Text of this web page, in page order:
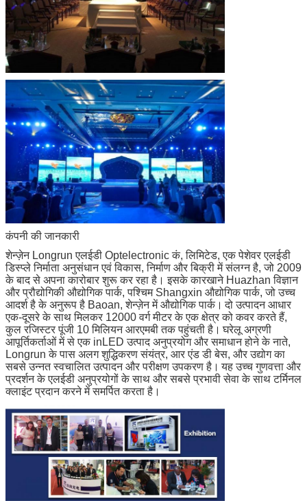
कंपनी की जानकारी
शेन्ज़ेन Longrun एलईडी Optelectronic कं, लिमिटेड, एक पेशेवर एलईडी
डिस्प्ले निर्माता अनुसंधान एवं विकास, निर्माण और बिक्री में संलग्न है, जो 2009
के बाद से अपना कारोबार शुरू कर रहा है। इसके कारखाने Huazhan विज्ञान
और प्रौद्योगिकी औद्योगिक पार्क, पश्चिम Shangxin औद्योगिक पार्क, जो उच्च
आदर्श है के अनुरूप है Baoan, शेन्ज़ेन में औद्योगिक पार्क। दो उत्पादन आधार
एक-दूसरे के साथ मिलकर 12000 वर्ग मीटर के एक क्षेत्र को कवर करते हैं,
कुल रजिस्टर पूंजी 10 मिलियन आरएमबी तक पहुंचती है। घरेलू अग्रणी
आपूर्तिकर्ताओं में से एक inLED उत्पाद अनुप्रयोग और समाधान होने के नाते,
Longrun के पास अलग शुद्धिकरण संयंत्र, आर एंड डी बेस, और उद्योग का
सबसे उन्नत स्वचालित उत्पादन और परीक्षण उपकरण है। यह उच्च गुणवत्ता और
प्रदर्शन के एलईडी अनुप्रयोगों के साथ और सबसे प्रभावी सेवा के साथ टर्मिनल
क्लाइंट प्रदान करने में समर्पित करता है।